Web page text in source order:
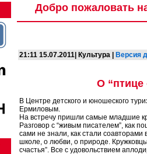
Добро пожаловать
21:11 15.07.2011| Культура | Версия
О “птице
В Центре детского и юношеского
Ермиловым.
На встречу пришли самые младшие
Разговор с “живым писателем”, как
сами не знали, как стали
школе, о любви, о природе.
счастья”. Все с удовольствием